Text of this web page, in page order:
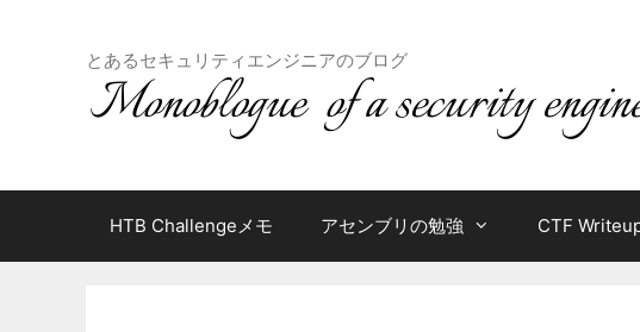
ス
とあるセキュリティエンジニアのブログ
HTB Challengeメモ アセンブリの勉強 CTF